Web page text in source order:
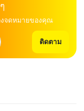
จดหมายของคุณ
ติดตาม